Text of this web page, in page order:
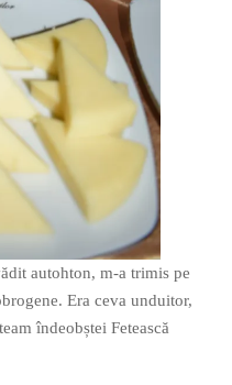
autohton, m-a trimis pe
Era ceva unduitor,
îndeobștei Fetească